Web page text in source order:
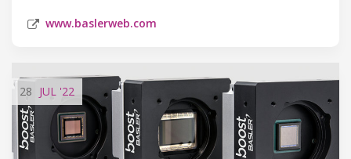
www.baslerweb.com
28 JUL '22